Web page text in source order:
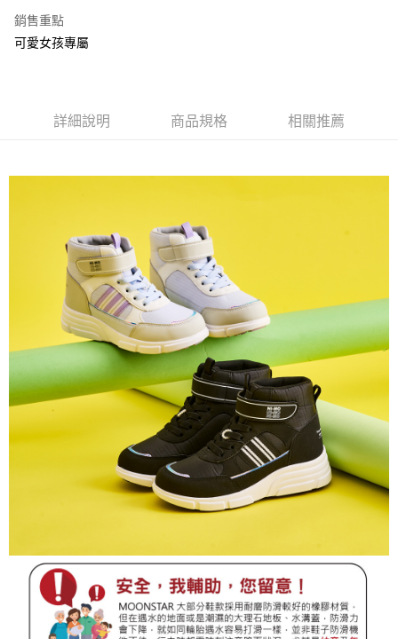
AFTEE先享後付
相關說明
１．簡單：不需註冊會員、不需綁卡、不需儲值。
２．便利：只要手機號碼，簡訊認證，即可結帳。
【「AFTEE先享後付」結帳流程】
２．訂單成立數日內，您將收到繳費通知簡訊。
３．收到繳費通知簡訊後14天內，點擊此簡訊中的連結，可透過四大超商／
ATM／網路銀行／等多元方式進行付款，方視為交易完成。
※ 請注意：結帳手續完成當下不需立刻繳費，但若您需要取消訂單，請聯絡
購買商品的店家。未經商家同意取消之訂單仍視為有效，需透過AFTEE先享
後付繳納相關費用。
※ 交易是否成功請以「AFTEE先享後付 」之結帳頁面顯示為準，若有關於
是否繳費成功／繳費後需取消欲退款等相關疑問，請聯繫「AFTEE先享後付
客戶支援中心」 https://netprotections.freshdesk.com/support/home
【注意事項】
１．透過由恩沛科技股份有限公司提供之「AFTEE先享後付」服務完成之交
易，需依本服務之必要範圍內提供個人資料，並將交易相關給付款項請求債
權轉讓予恩沛科技股份有限公司。
２．關於個人資料處理事宜，請瀏覽以下網址：
https://aftee.tw/terms/#terms3
３．未成年的使用者請事先徵得法定代理人或監護人之同意方可使用
「AFTEE先享後付」，若未經同意申辦者引起之損失，本公司不負相關責
請求用戶進行身份認證。
５．嚴禁一人註冊多個帳號或使用他人資訊註冊。若發現惡意使用之情形，
恩沛科技股份有限公司將有權停止該用戶之使用額度並採取法律行動。
運送方式
每筆NT$80，滿NT$888(含以上)免運費
每筆NT$80，滿NT$1,000(含以上)免運費
每筆NT$80，滿NT$1,000(含以上)免運費
每筆NT$80，滿NT$1,000(含以上)免運費
銷售重點
可愛女孩專屬
詳細說明 商品規格 相關推薦